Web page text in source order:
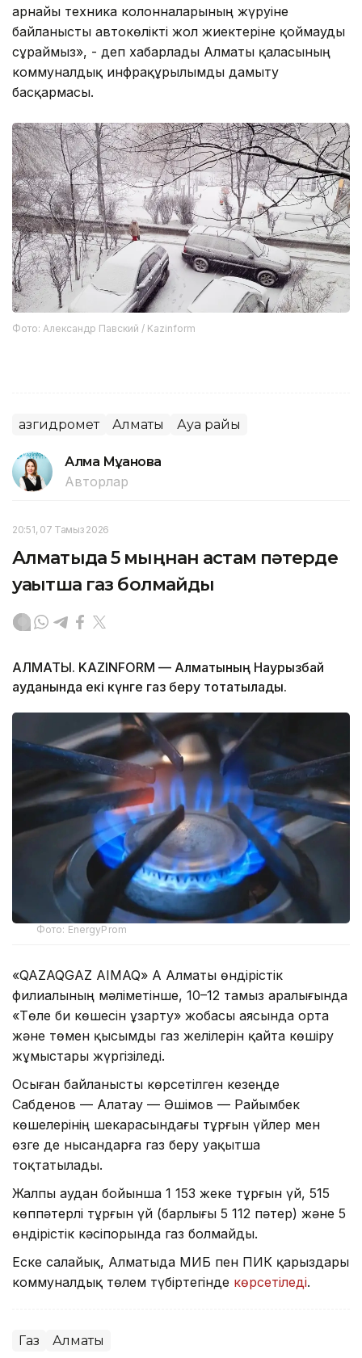
арнайы техника колонналарының жүруіне
байланысты автокөлікті жол жиектеріне қоймауды
сұраймыз», - деп хабарлады Алматы қаласының
коммуналдық инфрақұрылымды дамыту
басқармасы.
Фото: Александр Павский / Kazinform
Қазгидромет Алматы Ауа райы
Алма Мұқанова
Авторлар
20:51, 07 Тамыз 2026
Алматыда 5 мыңнан астам пәтерде
уақытша газ болмайды
АЛМАТЫ. KAZINFORM — Алматының Наурызбай
ауданында екі күнге газ беру тоқтатылады.
Фото: EnergyProm
«QAZAQGAZ AIMAQ» АҚ Алматы өндірістік
филиалының мәліметінше, 10–12 тамыз аралығында
«Төле би көшесін ұзарту» жобасы аясында орта
және төмен қысымды газ желілерін қайта көшіру
жұмыстары жүргізіледі.
Осыған байланысты көрсетілген кезеңде
Сабденов — Алатау — Әшімов — Райымбек
көшелерінің шекарасындағы тұрғын үйлер мен
өзге де нысандарға газ беру уақытша
тоқтатылады.
Жалпы аудан бойынша 1 153 жеке тұрғын үй, 515
көппәтерлі тұрғын үй (барлығы 5 112 пәтер) және 5
өндірістік кәсіпорында газ болмайды.
Еске салайық, Алматыда МИБ пен ПИК қарыздары
коммуналдық төлем түбіртегінде көрсетіледі.
Газ Алматы